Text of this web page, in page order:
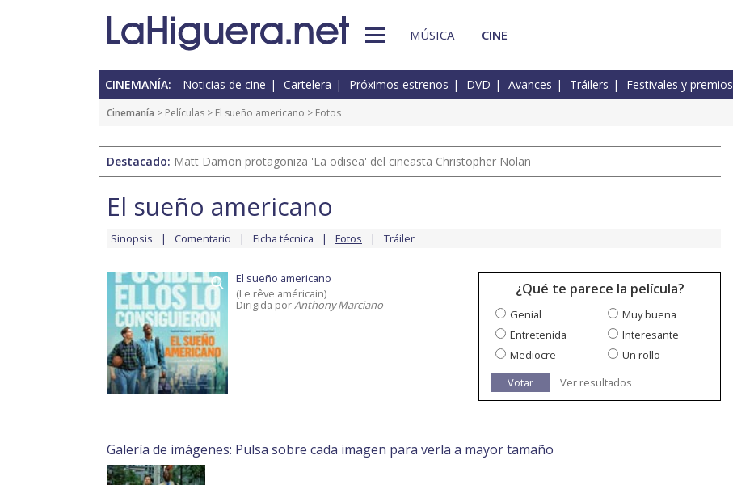
MÚSICA CINE
CINEMANÍA: Noticias de cine Cartelera Próximos estrenos DVD Avances Tráilers Festivales y premios
Cinemanía > Películas > El sueño americano > Fotos
Destacado: Matt Damon protagoniza 'La odisea' del cineasta Christopher Nolan
El sueño americano
Sinopsis Comentario Ficha técnica Fotos Tráiler
El sueño americano
(Le rêve américain)
Dirigida porAnthony Marciano
¿Qué te parece la película?
Genial
Muy buena
Entretenida
Interesante
Mediocre
Un rollo
Votar
Ver resultados
Galería de imágenes: Pulsa sobre cada imagen para verla a mayor tamaño